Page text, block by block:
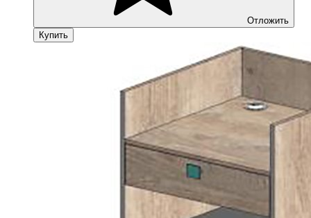
Отложить
Купить